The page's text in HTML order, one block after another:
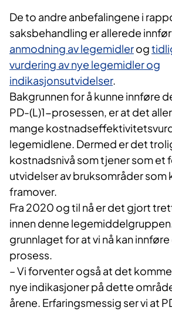
De to andre anbefalingene i
saksbehandling er allerede
anmodning av legemidlerog
vurdering av nye legemidler og
indikasjonsutvidelser.
Bakgrunnen for å kunne innføre
PD-(L)1-prosessen, er at det
mange
legemidlene. Dermed er det
kostnadsnivå som tjener som et
utvidelser av bruksområder som
framover.
Fra 2020 og til nå er det gjort
innen denne
grunnlaget for at vi nå kan
prosess.
– Vi forventer også at det
nye indikasjoner på dette
årene. Erfaringsmessig ser vi at